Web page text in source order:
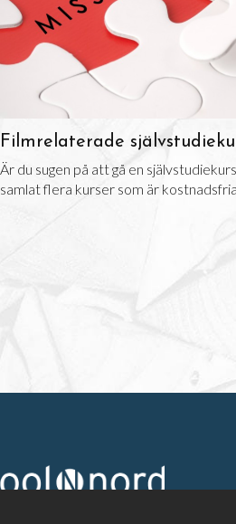
Filmrelaterade
Är du sugen på att gå en
samlat flera kurser som är kostnadsfria.